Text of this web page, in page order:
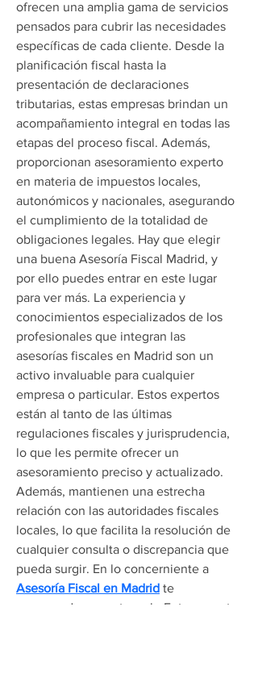
ofrecen una amplia gama de servicios
pensados para cubrir las necesidades
específicas de cada cliente. Desde la
planificación fiscal hasta la
presentación de declaraciones
tributarias, estas empresas brindan un
acompañamiento integral en todas las
etapas del proceso fiscal. Además,
proporcionan asesoramiento experto
en materia de impuestos locales,
autonómicos y nacionales, asegurando
el cumplimiento de la totalidad de
obligaciones legales. Hay que elegir
una buena Asesoría Fiscal Madrid, y
por ello puedes entrar en este lugar
para ver más. La experiencia y
conocimientos especializados de los
profesionales que integran las
asesorías fiscales en Madrid son un
activo invaluable para cualquier
empresa o particular. Estos expertos
están al tanto de las últimas
regulaciones fiscales y jurisprudencia,
lo que les permite ofrecer un
asesoramiento preciso y actualizado.
Además, mantienen una estrecha
relación con las autoridades fiscales
locales, lo que facilita la resolución de
cualquier consulta o discrepancia que
pueda surgir. En lo concerniente a
Asesoría Fiscal en Madrid te
recomendamos esta web. Entra en este